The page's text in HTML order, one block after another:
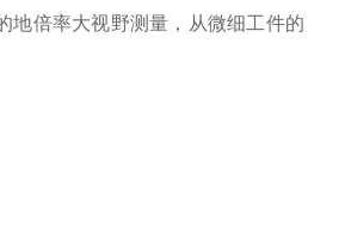
地倍率大视野测量，从微细工件的